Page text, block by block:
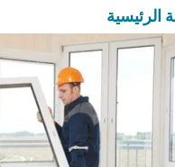
الرئيسية